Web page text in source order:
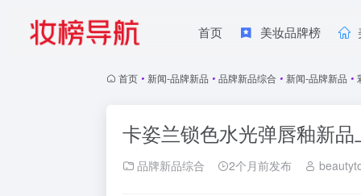
首页 美妆品牌榜
首页 • 新闻-品牌新品 • 品牌新品综合 • 新闻-品牌新品 •
卡姿兰锁色水光弹唇釉新品
品牌新品综合 2个月前发布